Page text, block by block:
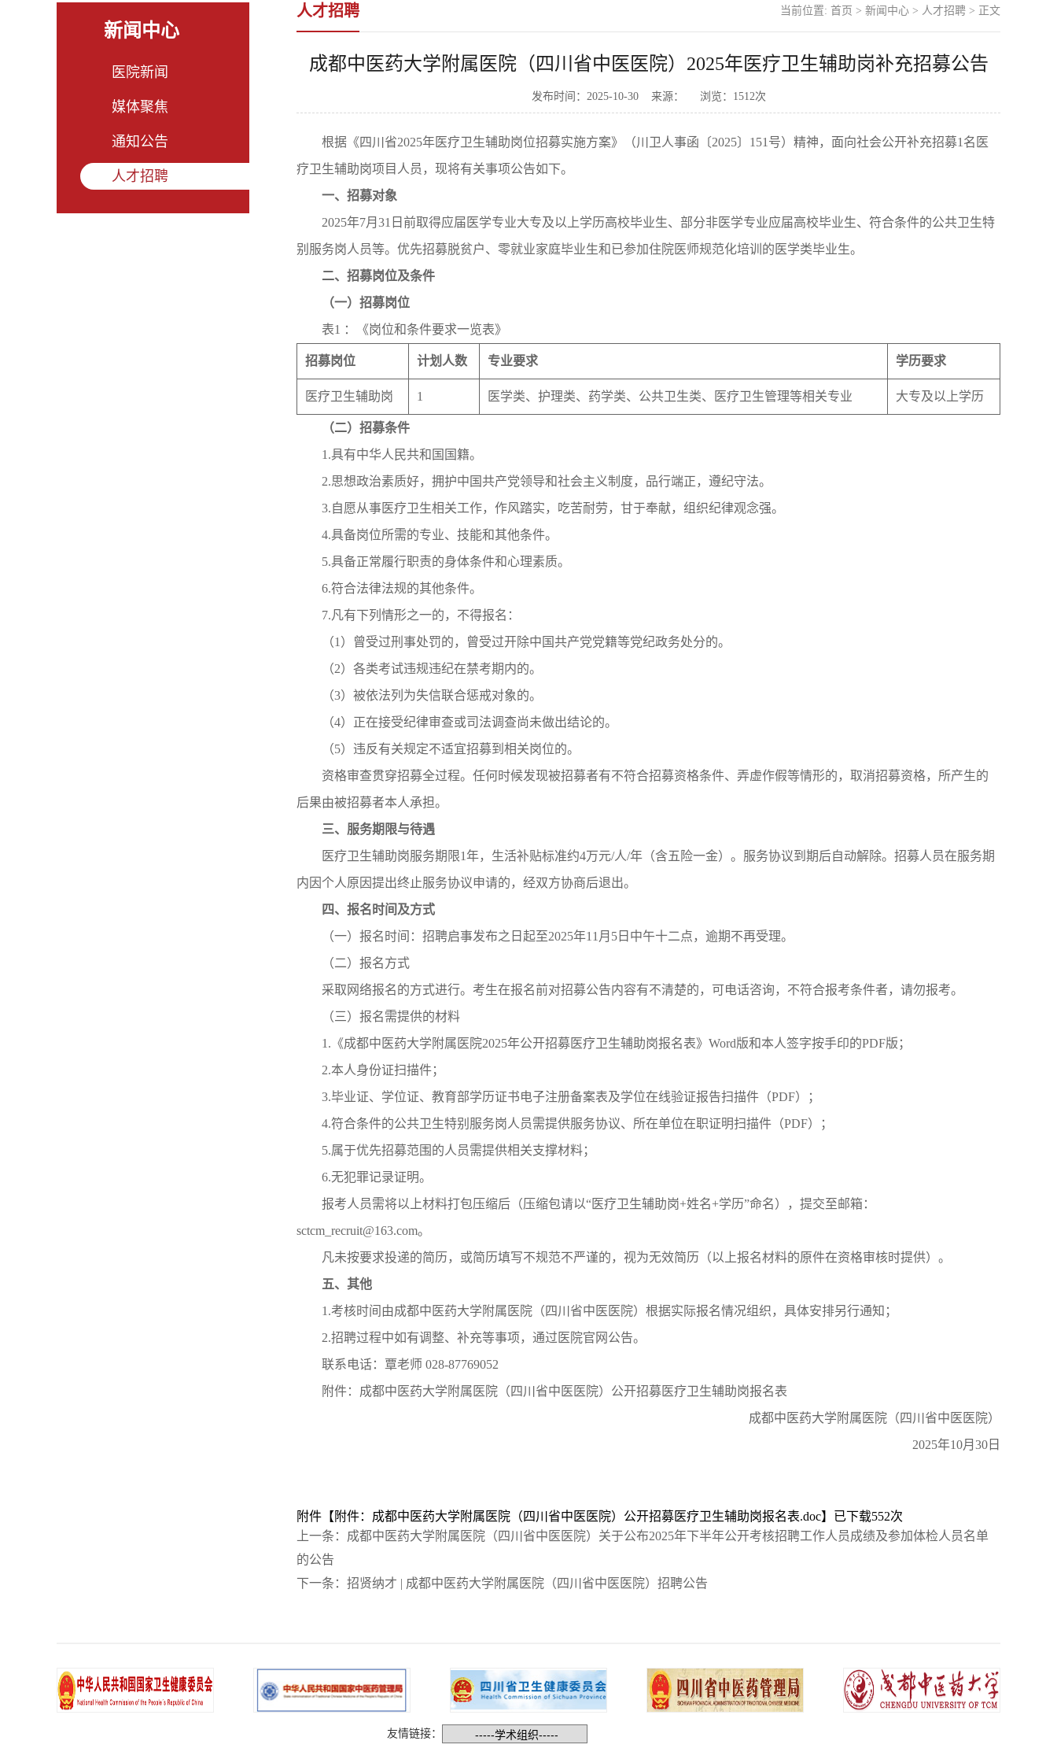
新闻中心
医院新闻
媒体聚焦
通知公告
人才招聘
人才招聘 当前位置: 首页 > 新闻中心 > 人才招聘 > 正文
成都中医药大学附属医院（四川省中医医院）2025年医疗卫生辅助岗补充招募公告
发布时间：2025-10-30 来源： 浏览： 1512次
根据《四川省2025年医疗卫生辅助岗位招募实施方案》（川卫人事函〔2025〕151号）精神，面向社会公开补充招募1名医
疗卫生辅助岗项目人员，现将有关事项公告如下。
一、招募对象
2025年7月31日前取得应届医学专业大专及以上学历高校毕业生、部分非医学专业应届高校毕业生、符合条件的公共卫生特
别服务岗人员等。优先招募脱贫户、零就业家庭毕业生和已参加住院医师规范化培训的医学类毕业生。
二、招募岗位及条件
（一）招募岗位
表1 ：《岗位和条件要求一览表》
招募岗位 计划人数 专业要求 学历要求
医疗卫生辅助岗 1 医学类、护理类、药学类、公共卫生类、医疗卫生管理等相关专业 大专及以上学历
（二）招募条件
1.具有中华人民共和国国籍。
2.思想政治素质好，拥护中国共产党领导和社会主义制度，品行端正，遵纪守法。
3.自愿从事医疗卫生相关工作，作风踏实，吃苦耐劳，甘于奉献，组织纪律观念强。
4.具备岗位所需的专业、技能和其他条件。
5.具备正常履行职责的身体条件和心理素质。
6.符合法律法规的其他条件。
7.凡有下列情形之一的，不得报名：
（1）曾受过刑事处罚的，曾受过开除中国共产党党籍等党纪政务处分的。
（2）各类考试违规违纪在禁考期内的。
（3）被依法列为失信联合惩戒对象的。
（4）正在接受纪律审查或司法调查尚未做出结论的。
（5）违反有关规定不适宜招募到相关岗位的。
资格审查贯穿招募全过程。任何时候发现被招募者有不符合招募资格条件、弄虚作假等情形的，取消招募资格，所产生的
后果由被招募者本人承担。
三、服务期限与待遇
医疗卫生辅助岗服务期限1年，生活补贴标准约4万元/人/年（含五险一金）。服务协议到期后自动解除。招募人员在服务期
内因个人原因提出终止服务协议申请的，经双方协商后退出。
四、报名时间及方式
（一）报名时间：招聘启事发布之日起至2025年11月5日中午十二点，逾期不再受理。
（二）报名方式
采取网络报名的方式进行。考生在报名前对招募公告内容有不清楚的，可电话咨询，不符合报考条件者，请勿报考。
（三）报名需提供的材料
1.《成都中医药大学附属医院2025年公开招募医疗卫生辅助岗报名表》Word版和本人签字按手印的PDF版；
2.本人身份证扫描件；
3.毕业证、学位证、教育部学历证书电子注册备案表及学位在线验证报告扫描件（PDF）；
4.符合条件的公共卫生特别服务岗人员需提供服务协议、所在单位在职证明扫描件（PDF）；
5.属于优先招募范围的人员需提供相关支撑材料；
6.无犯罪记录证明。
报考人员需将以上材料打包压缩后（压缩包请以“医疗卫生辅助岗+姓名+学历”命名），提交至邮箱：
sctcm_recruit@163.com。
凡未按要求投递的简历，或简历填写不规范不严谨的，视为无效简历（以上报名材料的原件在资格审核时提供）。
五、其他
1.考核时间由成都中医药大学附属医院（四川省中医医院）根据实际报名情况组织，具体安排另行通知；
2.招聘过程中如有调整、补充等事项，通过医院官网公告。
联系电话：覃老师 028-87769052
附件：成都中医药大学附属医院（四川省中医医院）公开招募医疗卫生辅助岗报名表
成都中医药大学附属医院（四川省中医医院）
2025年10月30日
附件【 附件：成都中医药大学附属医院（四川省中医医院）公开招募医疗卫生辅助岗报名表.doc】已下载552次
上一条： 成都中医药大学附属医院（四川省中医医院）关于公布2025年下半年公开考核招聘工作人员成绩及参加体检人员名单
的公告
下一条： 招贤纳才 | 成都中医药大学附属医院（四川省中医医院）招聘公告
友情链接：